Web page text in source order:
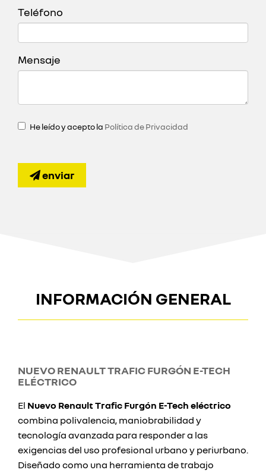
Teléfono
Mensaje
He leído y acepto la Política de Privacidad
enviar
INFORMACIÓN GENERAL
NUEVO RENAULT TRAFIC FURGÓN E-TECH
ELÉCTRICO
El Nuevo Renault Trafic Furgón E-Tech eléctrico
combina polivalencia, maniobrabilidad y
tecnología avanzada para responder a las
exigencias del uso profesional urbano y periurbano.
Diseñado como una herramienta de trabajo